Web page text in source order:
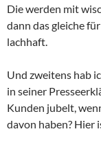
Die werden mit
dann das gleiche
lachhaft.
Und zweitens hab
in seiner
Kunden jubelt,
davon haben? Hier